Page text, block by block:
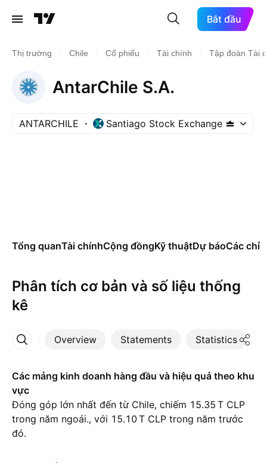
Bắt đầu
Thị trường Chile Cổ phiếu Tài chính Tập đoàn Tài
AntarChile S.A.
ANTARCHILE Santiago Stock Exchange
Tổng quanTài chínhCộng đồngKỹ thuậtDự báoCác chỉ
Phân tích cơ bản và số liệu thống
kê
Overview Statements Statistics
More
Các mảng kinh doanh hàng đầu và hiệu quả theo khu
vực
Đóng góp lớn nhất đến từ Chile, chiếm ‪15.35 T‬ CLP
trong năm ngoái., với ‪15.10 T‬ CLP trong năm trước
đó.